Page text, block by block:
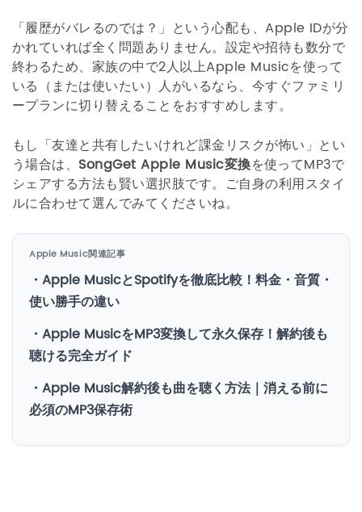
「履歴がバレるのでは？」という心配も、Apple IDが分
かれていれば全く問題ありません。設定や招待も数分で
終わるため、家族の中で2人以上Apple Musicを使って
いる（または使いたい）人がいるなら、今すぐファミリ
ープランに切り替えることをおすすめします。
もし「友達と共有したいけれど課金リスクが怖い」とい
う場合は、 SongGet Apple Music変換を使ってMP3で
シェアする方法も賢い選択肢です。ご自身の利用スタイ
ルに合わせて選んでみてくださいね。
Apple Music関連記事
・Apple MusicとSpotifyを徹底比較！料金・音質・
使い勝手の違い
・Apple MusicをMP3変換して永久保存！解約後も
聴ける完全ガイド
・Apple Music解約後も曲を聴く方法｜消える前に
必須のMP3保存術